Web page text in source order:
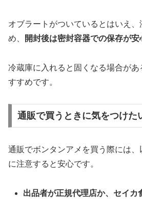
オブラートがついているとはいえ
め、
開封後は密封容器での保存が安
冷蔵庫に入れると固くなる場合が
すすめです。
通販で買うときに気をつけた
通販でボンタンアメを買う際には、
に注意すると安心です。
出品者が正規代理店か、セイカ